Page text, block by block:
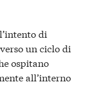
di
un ciclo di
ospitano
all’interno